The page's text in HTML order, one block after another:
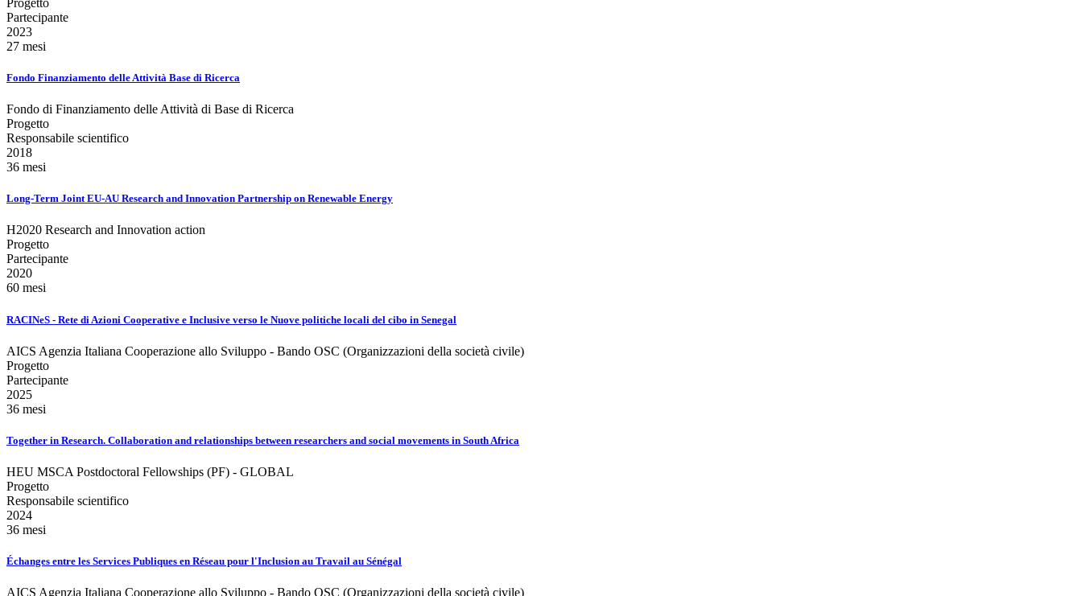
Partecipante
2023
27 mesi
Fondo Finanziamento delle Attività Base di Ricerca
Fondo di Finanziamento delle Attività di Base di Ricerca
Progetto
Responsabile scientifico
2018
36 mesi
Long-Term Joint EU-AU Research and Innovation Partnership on Renewable Energy
H2020 Research and Innovation action
Progetto
Partecipante
2020
60 mesi
RACINeS - Rete di Azioni Cooperative e Inclusive verso le Nuove politiche locali del cibo in Senegal
AICS Agenzia Italiana Cooperazione allo Sviluppo - Bando OSC (Organizzazioni della società civile)
Progetto
Partecipante
2025
36 mesi
Together in Research. Collaboration and relationships between researchers and social movements in South Africa
HEU MSCA Postdoctoral Fellowships (PF) - GLOBAL
Progetto
Responsabile scientifico
2024
36 mesi
Échanges entre les Services Publiques en Réseau pour l'Inclusion au Travail au Sénégal
AICS Agenzia Italiana Cooperazione allo Sviluppo - Bando OSC (Organizzazioni della società civile)